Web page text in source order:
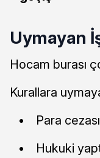
Uymayan
Hocam burası
Kurallara
Para cezası
Hukuki